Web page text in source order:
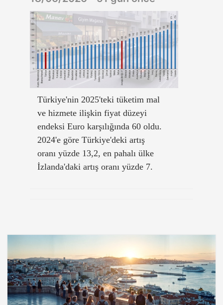
Türkiye'nin 2025'teki tüketim mal
ve hizmete ilişkin fiyat düzeyi
endeksi Euro karşılığında 60 oldu.
2024'e göre Türkiye'deki artış
oranı yüzde 13,2, en pahalı ülke
İzlanda'daki artış oranı yüzde 7.